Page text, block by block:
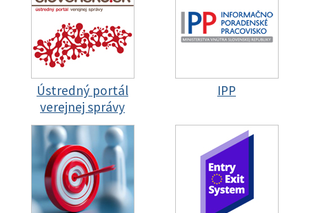
Ústredný portál
verejnej správy
IPP